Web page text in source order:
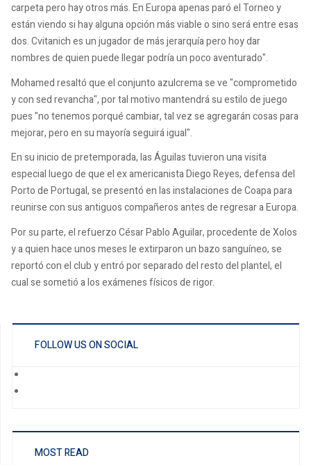
carpeta pero hay otros más. En Europa apenas paró el Torneo y
están viendo si hay alguna opción más viable o sino será entre esas
dos. Cvitanich es un jugador de más jerarquía pero hoy dar
nombres de quien puede llegar podría un poco aventurado".
Mohamed resaltó que el conjunto azulcrema se ve "comprometido
y con sed revancha", por tal motivo mantendrá su estilo de juego
pues "no tenemos porqué cambiar, tal vez se agregarán cosas para
mejorar, pero en su mayoría seguirá igual".
En su inicio de pretemporada, las Águilas tuvieron una visita
especial luego de que el ex americanista Diego Reyes, defensa del
Porto de Portugal, se presentó en las instalaciones de Coapa para
reunirse con sus antiguos compañeros antes de regresar a Europa.
Por su parte, el refuerzo César Pablo Aguilar, procedente de Xolos
y a quien hace unos meses le extirparon un bazo sanguíneo, se
reportó con el club y entró por separado del resto del plantel, el
cual se sometió a los exámenes físicos de rigor.
FOLLOW US ON SOCIAL
MOST READ